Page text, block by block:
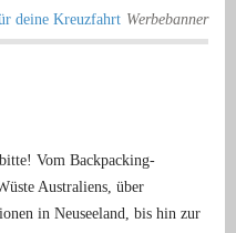
Werbebanner
Vom Backpacking-
Australiens, über
in Neuseeland, bis hin zur